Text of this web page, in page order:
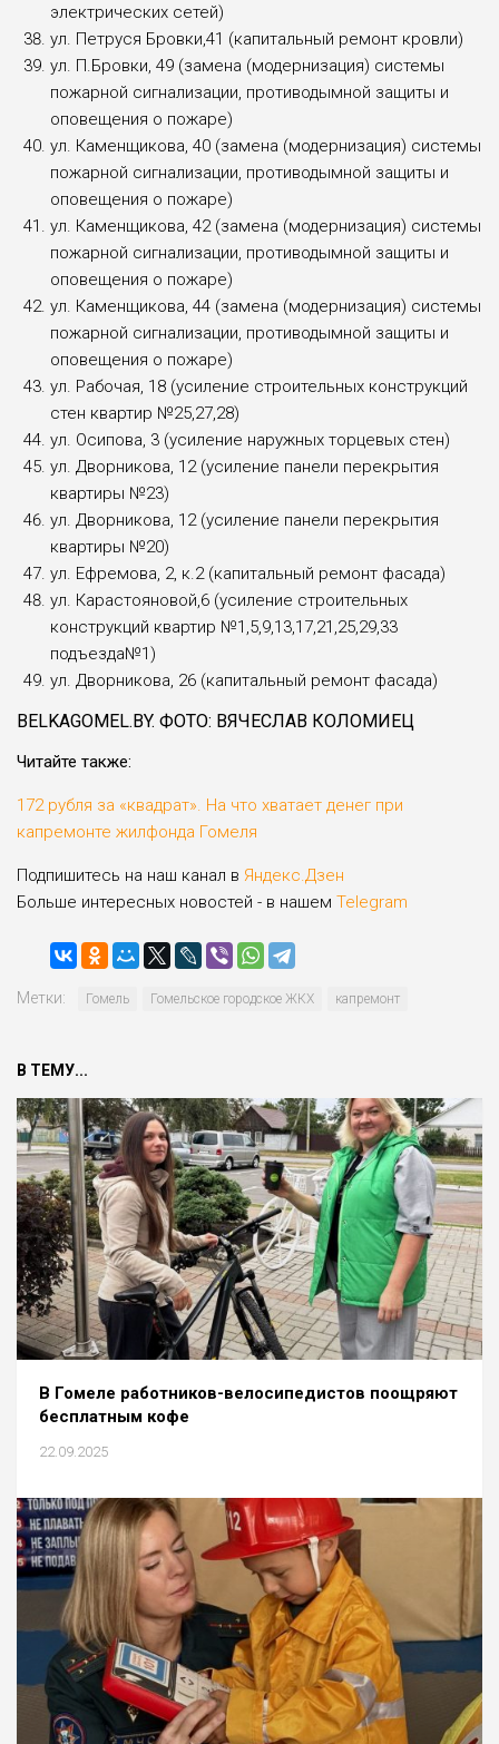
электрических сетей)
ул. Петруся Бровки,41 (капитальный ремонт кровли)
ул. П.Бровки, 49 (замена (модернизация) системы
пожарной сигнализации, противодымной защиты и
оповещения о пожаре)
ул. Каменщикова, 40 (замена (модернизация) системы
пожарной сигнализации, противодымной защиты и
оповещения о пожаре)
ул. Каменщикова, 42 (замена (модернизация) системы
пожарной сигнализации, противодымной защиты и
оповещения о пожаре)
ул. Каменщикова, 44 (замена (модернизация) системы
пожарной сигнализации, противодымной защиты и
оповещения о пожаре)
ул. Рабочая, 18 (усиление строительных конструкций
стен квартир №25,27,28)
ул. Осипова, 3 (усиление наружных торцевых стен)
ул. Дворникова, 12 (усиление панели перекрытия
квартиры №23)
ул. Дворникова, 12 (усиление панели перекрытия
квартиры №20)
ул. Ефремова, 2, к.2 (капитальный ремонт фасада)
ул. Карастояновой,6 (усиление строительных
конструкций квартир №1,5,9,13,17,21,25,29,33
подъезда№1)
ул. Дворникова, 26 (капитальный ремонт фасада)
BELKAGOMEL.BY. ФОТО: ВЯЧЕСЛАВ КОЛОМИЕЦ
Читайте также:
172 рубля за «квадрат». На что хватает денег при
капремонте жилфонда Гомеля
Подпишитесь на наш канал в Яндекс.Дзен
Больше интересных новостей - в нашем Telegram
Метки: Гомель Гомельское городское ЖКХ капремонт
В ТЕМУ...
В Гомеле работников-велосипедистов поощряют
бесплатным кофе
22.09.2025